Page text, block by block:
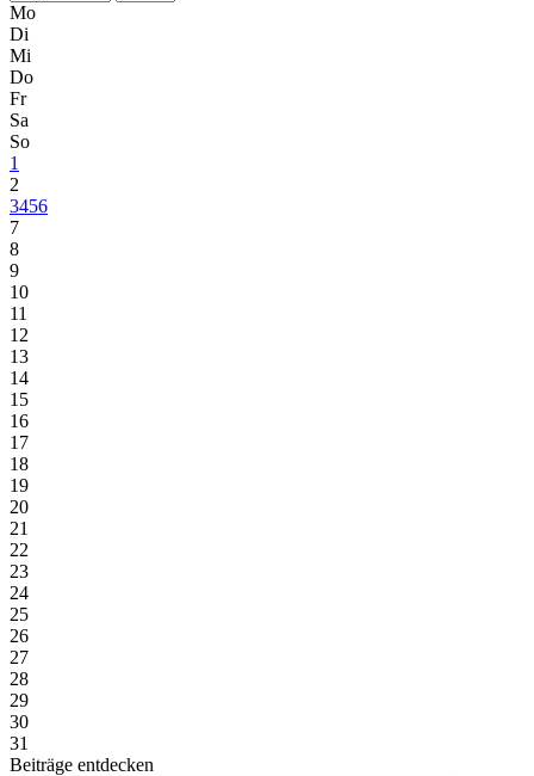
Mo
Di
Mi
Do
Fr
Sa
So
1
2
3456
7
8
9
10
11
12
13
14
15
16
17
18
19
20
21
22
23
24
25
26
27
28
29
30
31
Beiträge entdecken